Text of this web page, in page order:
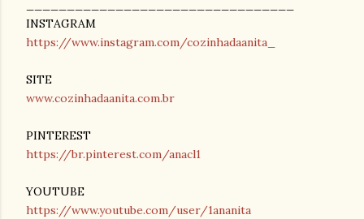
INSTAGRAM
https://www.instagram.com/cozinhadaanita_
SITE
www.cozinhadaanita.com.br
PINTEREST
https://br.pinterest.com/anacl1
YOUTUBE
https://www.youtube.com/user/1ananita